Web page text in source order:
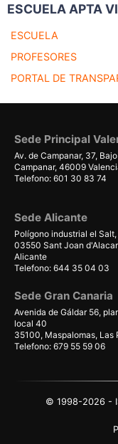
ESCUELA APTA
ESCUELA
PROFESORES
PORTAL DE
Sede Principal
Av. de Campanar, 37, Bajo
Campanar, 46009
Telefono: 601 30 83 74
Sede Alicante
Polígono industrial el
03550 Sant Joan
Alicante
Telefono: 644 35 04 03
Sede Gran Canaria
Avenida de Gáldar 56,
local 40
35100, Maspalomas, Las
Telefono: 679 55 59 06
© 1998-2026 -